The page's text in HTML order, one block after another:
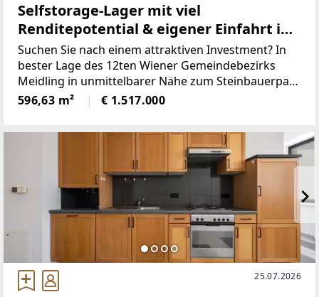
Selfstorage-Lager mit viel
Renditepotential & eigener Einfahrt in
Meidling
Suchen Sie nach einem attraktiven Investment? In
bester Lage des 12ten Wiener Gemeindebezirks
Meidling in unmittelbarer Nähe zum Steinbauerpark
gelangt dieses sich im Souterrain befindliche Lager
plus Nebenräume zum Verkauf.Die Fläche
596,63 m² € 1.517.000
25.07.2026